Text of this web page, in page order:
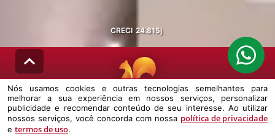
CRECI 24.815j
© DESENVOLVIDO PELAAGIL.NET
Nós usamos cookies e outras tecnologias semelhantes para melhorar a
sua experiência em nossos serviços, personalizar publicidade e
Nós usamos cookies e outras tecnologias semelhantes para
melhorar a sua experiência em nossos serviços, personalizar
publicidade e recomendar conteúdo de seu interesse. Ao utilizar
nossos serviços, você concorda com nossa política de privacidade
e termos de uso.